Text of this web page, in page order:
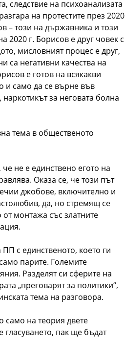
следствие на психоанализата
на протестите през 2020
– този на държавника и този
2020 г. Борисов е друг човек с
мисловният процес е друг,
са негативни качества на
е готов на всякакви
само да се върне във
наркотикът за неговата болна
тема в общественото
не е единствено егото на
Оказа се, че този път
джобове, включително и
да, но стремящ се
монтажа със златните
с единственото, което ги
парите. Големите
Разделят си сферите на
„преговарят за политики“,
тема на разговора.
само на теория двете
гласуването, пак ще бъдат